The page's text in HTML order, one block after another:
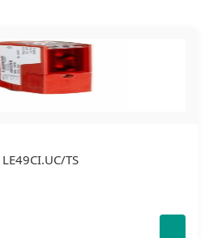
LE49CI.UC/TS